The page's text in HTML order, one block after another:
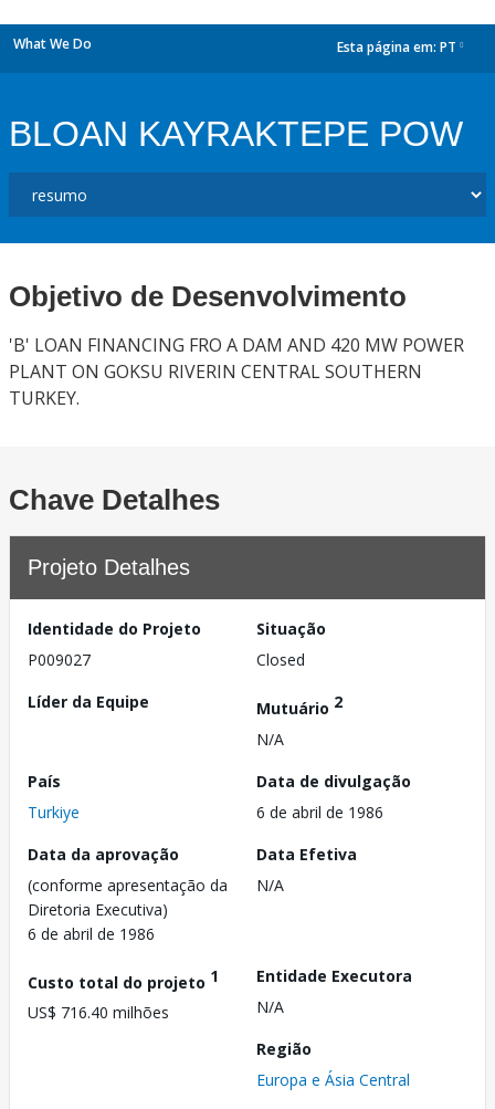
What We Do Esta página em: PT
BLOAN KAYRAKTEPE POW
Objetivo de Desenvolvimento
'B' LOAN FINANCING FRO A DAM AND 420 MW POWER
PLANT ON GOKSU RIVERIN CENTRAL SOUTHERN
TURKEY.
Chave Detalhes
Projeto Detalhes
Identidade do Projeto
P009027
Situação
Closed
Líder da Equipe
Mutuário 2
N/A
País
Turkiye
Data de divulgação
6 de abril de 1986
Data da aprovação
(conforme apresentação da
Diretoria Executiva)
6 de abril de 1986
Data Efetiva
N/A
Custo total do projeto 1
US$ 716.40 milhões
Entidade Executora
N/A
Região
Europa e Ásia Central